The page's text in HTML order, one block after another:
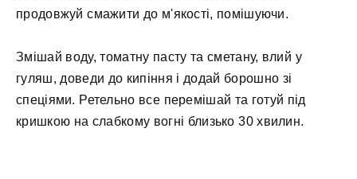
продовжуй смажити до м'якості, помішуючи.
Змішай воду, томатну пасту та сметану, влий у
гуляш, доведи до кипіння і додай борошно зі
спеціями. Ретельно все перемішай та готуй під
кришкою на слабкому вогні близько 30 хвилин.